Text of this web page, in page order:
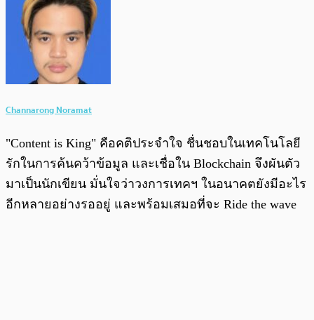
Channarong Noramat
"Content is King" คือคติประจำใจ ชื่นชอบในเทคโนโลยี
รักในการค้นคว้าข้อมูล และเชื่อใน Blockchain จึงผันตัว
มาเป็นนักเขียน มั่นใจว่าวงการเทคฯ ในอนาคตยังมีอะไร
อีกหลายอย่างรออยู่ และพร้อมเสมอที่จะ Ride the wave